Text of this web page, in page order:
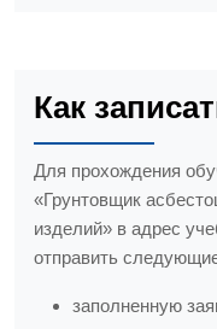
Как
Для прохождения
«Грунтовщик
изделий» в адрес
отправить
заполненную